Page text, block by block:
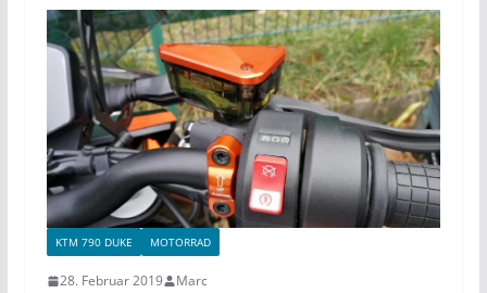
KTM 790 DUKE MOTORRAD
28. Februar 2019 Marc